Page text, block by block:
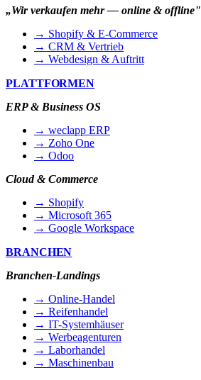
„Wir verkaufen mehr — online & offline"
→ Shopify & E-Commerce
→ CRM & Vertrieb
→ Webdesign & Auftritt
PLATTFORMEN
ERP & Business OS
→ weclapp ERP
→ Zoho One
→ Odoo
Cloud & Commerce
→ Shopify
→ Microsoft 365
→ Google Workspace
BRANCHEN
Branchen-Landings
→ Online-Handel
→ Reifenhandel
→ IT-Systemhäuser
→ Werbeagenturen
→ Laborhandel
→ Maschinenbau